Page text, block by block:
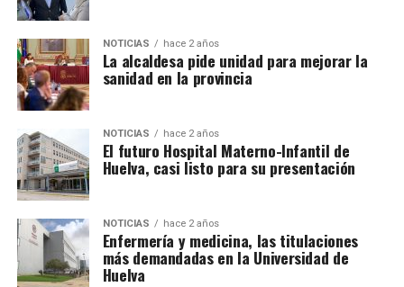
NOTICIAS hace 2 años
La alcaldesa pide unidad para mejorar la
sanidad en la provincia
NOTICIAS hace 2 años
El futuro Hospital Materno-Infantil de
Huelva, casi listo para su presentación
NOTICIAS hace 2 años
Enfermería y medicina, las titulaciones
más demandadas en la Universidad de
Huelva